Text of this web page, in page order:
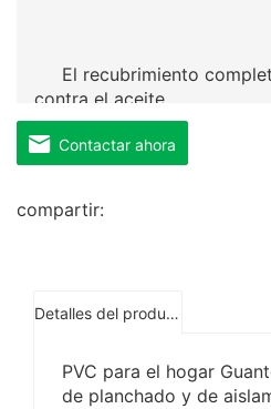
El recubrimiento
contra el aceite
Contactar ahora
compartir:
Detalles del producto
PVC para el hogar
de planchado y de